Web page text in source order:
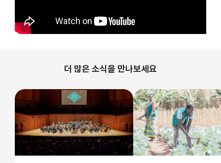
더 많은 소식을 만나보세요